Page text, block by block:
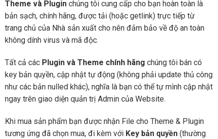
Theme và Plugin chúng tôi cung cấp cho bạn hoàn toàn là
bản sạch, chính hãng, được tải (hoặc getlink) trực tiếp từ
trang chủ của Nhà sản xuất cho nên đảm bảo về độ an toàn
không dính virus và mã độc.
Tất cả các Plugin và Theme chính hãng chúng tôi bán có
key bản quyền, cập nhật tự động (không phải update thủ công
như các bản nulled khác), nghĩa là bạn có thể tự mình cập nhật
ngay trên giao diện quản trị Admin của Website.
Khi mua sản phẩm bạn được nhận File cho Theme & Plugin
tương ứng đã chọn mua, đi kèm với Key bản quyền (thường